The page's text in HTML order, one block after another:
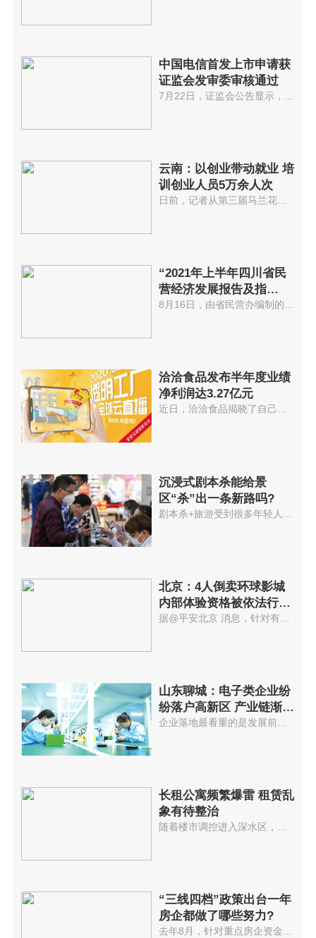
中国电信首发上市申请获
证监会发审委审核通过
云南：以创业带动就业 培
训创业人员5万余人次
日前，记者从第三届马兰花全国创...
“2021年上半年四川省民
营经济发展报告及指
数”出炉
8月16日，由省民营办编制的2021...
洽洽食品发布半年度业绩
净利润达3.27亿元
近日，洽洽食品揭晓了自己的半年...
沉浸式剧本杀能给景
区“杀”出一条新路吗?
北京：4人倒卖环球影城
内部体验资格被依法行政
拘留
山东聊城：电子类企业纷
纷落户高新区 产业链渐趋
完善
企业落地最看重的是发展前景，聊...
长租公寓频繁爆雷 租赁乱
象有待整治
“三线四档”政策出台一年
房企都做了哪些努力?